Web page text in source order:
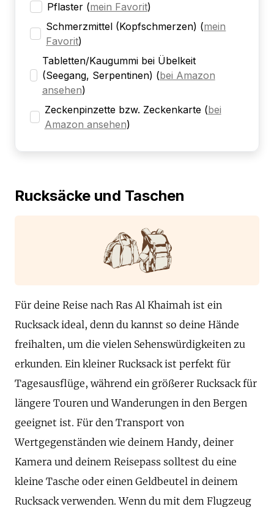
Pflaster (mein Favorit)
Schmerzmittel (Kopfschmerzen) (mein
Favorit)
Tabletten/Kaugummi bei Übelkeit
(Seegang, Serpentinen) (bei Amazon
ansehen)
Zeckenpinzette bzw. Zeckenkarte (bei
Amazon ansehen)
Rucksäcke und Taschen
Für deine Reise nach Ras Al Khaimah ist ein
Rucksack ideal, denn du kannst so deine Hände
freihalten, um die vielen Sehenswürdigkeiten zu
erkunden. Ein kleiner Rucksack ist perfekt für
Tagesausflüge, während ein größerer Rucksack für
längere Touren und Wanderungen in den Bergen
geeignet ist. Für den Transport von
Wertgegenständen wie deinem Handy, deiner
Kamera und deinem Reisepass solltest du eine
kleine Tasche oder einen Geldbeutel in deinem
Rucksack verwenden. Wenn du mit dem Flugzeug